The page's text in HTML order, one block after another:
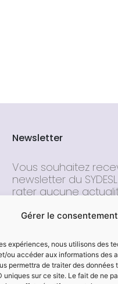
Gérer le consentement
expériences, nous utilisons des
ou accéder aux informations des
permettra de traiter des données
uniques sur ce site. Le fait de ne
Newsletter
Vous souhaitez
newsletter du
rater aucune
E-mail*
Nom - Prénom